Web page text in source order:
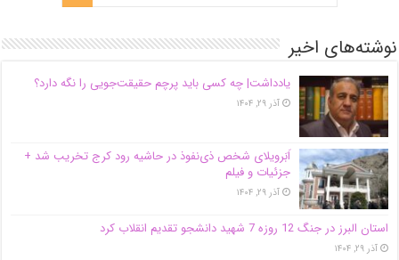
نوشته‌های اخیر
یادداشت| ‌چه کسی باید پرچم حقیقت‌جویی را نگه دارد؟
آذر ۲۹, ۱۴۰۴
اَبَر‌ویلای شخص ذی‌نفوذ در حاشیه‌ رود کرج تخریب شد +
جزئیات و فیلم
آذر ۲۹, ۱۴۰۴
استان البرز در جنگ 12 روزه 7 شهید دانشجو تقدیم انقلاب کرد
آذر ۲۹, ۱۴۰۴